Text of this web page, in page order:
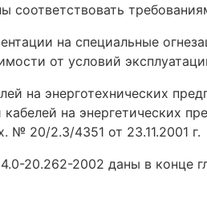
соответствовать
на специальные
от условий
на энерготехнических
на энергетических
20/2.3/4351 от 23.11.2001 г.
20.262-2002 даны в конце